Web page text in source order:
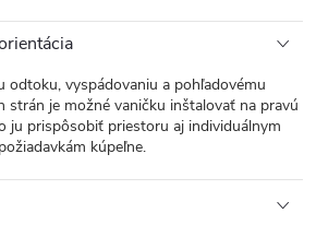
odtoku, vyspádovaniu a pohľadovému
strán je možné vaničku inštalovať na pravú
ju prispôsobiť priestoru aj individuálnym
požiadavkám kúpeľne.